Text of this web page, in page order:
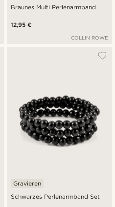
Braunes Multi Perlenarmband
12,95 €
COLLIN ROWE
Schwarzes Perlenarmband Set
Gravieren